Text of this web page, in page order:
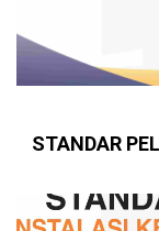
STANDAR